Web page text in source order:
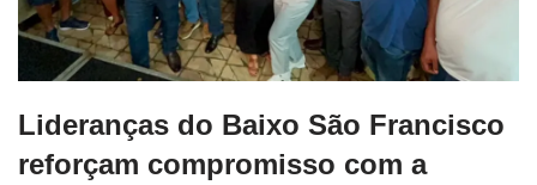
Lideranças do Baixo São Francisco
reforçam compromisso com a